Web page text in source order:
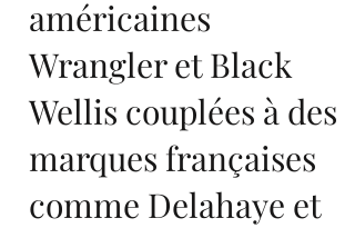
américaines
Wrangler et Black
Wellis couplées à des
marques françaises
comme Delahaye et